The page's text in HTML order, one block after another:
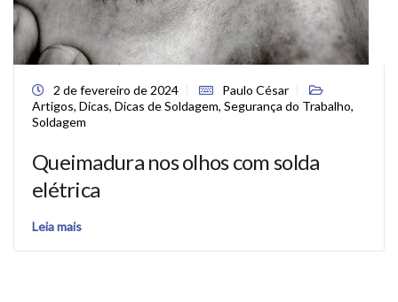
2 de fevereiro de 2024
Paulo César
Artigos, Dicas, Dicas de Soldagem, Segurança do Trabalho,
Soldagem
Queimadura nos olhos com solda
elétrica
Leia mais